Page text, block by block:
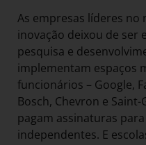
As empresas líderes
inovação deixou de ser
pesquisa e
implementam espaços
funcionários – Google,
Bosch, Chevron e
pagam assinaturas
independentes. E